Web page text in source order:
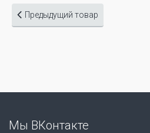
Предыдущий товар
Мы ВКонтакте